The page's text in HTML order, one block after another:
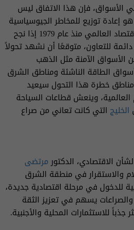
الأسواق، فإن هذا الاتفاق ليس
إعادة توزيع للمخاطر الجيوسياسية
التي كانت تثقل كاهل الاقتصاد العالمي منذ عام 1979 إذا نجح
للتعاون، متوقعًا أن نشهد تحولاً
الآمنة مثل الذهب
الطاقة الناشئة ومناطق الشرق
خطرة هذا التحول سيعيد
وينعش قطاعات السياحة
الخليج التي كانت تعاني من صراع
الاقتصادي، الدكتورمرتضى
والاستقرار في منطقة الشرق
للدخول في مرحلة اقتصادية جديدة،
والصراعات يسهم في تعزيز الثقة
للاستثمارات المحلية والأجنبية.